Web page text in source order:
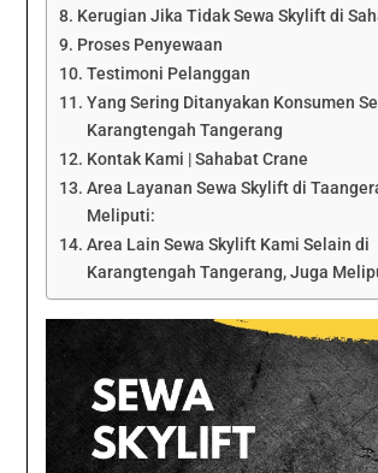
Kerugian Jika Tidak Sewa Skylift di
Proses Penyewaan
Testimoni Pelanggan
Yang Sering Ditanyakan Konsumen
Karangtengah Tangerang
Kontak Kami | Sahabat Crane
Area Layanan Sewa Skylift di
Meliputi:
Area Lain Sewa Skylift Kami Selain di
Karangtengah Tangerang, Juga